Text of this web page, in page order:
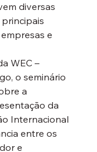
diversas
e
WEC –
o seminário
a
da
Internacional
entre os
e